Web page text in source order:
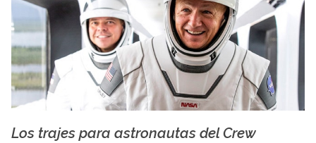
Los trajes para astronautas del Crew